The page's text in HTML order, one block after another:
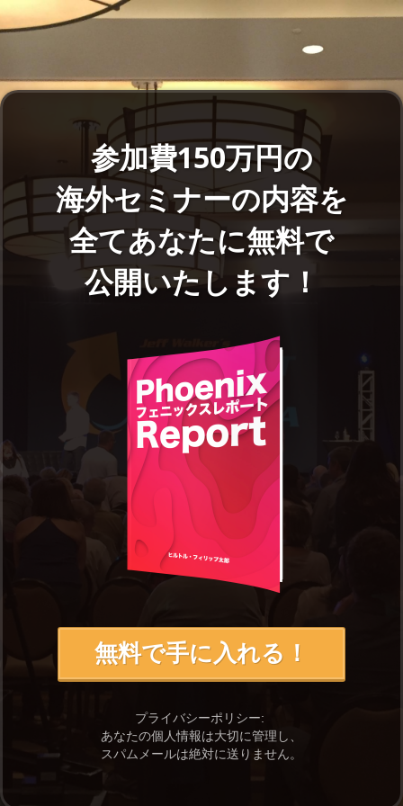
参加費150万円の
海外セミナーの内容を
全てあなたに無料で
公開いたします！
無料で手に入れる！
プライバシーポリシー:
あなたの個人情報は大切に管理し、
スパムメールは絶対に送りません。